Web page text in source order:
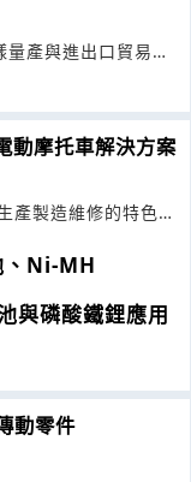
產與進出口貿易的
動摩托車解決方案
產製造維修的特色,
、Ni-MH
與磷酸鐵鋰應用
動零件